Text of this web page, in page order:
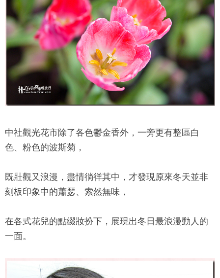
中社觀光花市除了各色鬱金香外，一旁更有整區白
色、粉色的波斯菊，
既壯觀又浪漫，盡情徜徉其中，才發現原來冬天並非
刻板印象中的蕭瑟、索然無味，
在各式花兒的點綴妝扮下，展現出冬日最浪漫動人的
一面。